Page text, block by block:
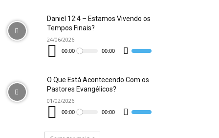
cima
ou
aumentar
ou
Daniel 12:4 – Estamos Vivendo os
Tempos Finais?
24/06/2026
Tocador
áudio
00:00 00:00
Use
cima
ou
aumentar
ou
O Que Está Acontecendo Com os
Pastores Evangélicos?
01/02/2026
Tocador
áudio
00:00 00:00
Use